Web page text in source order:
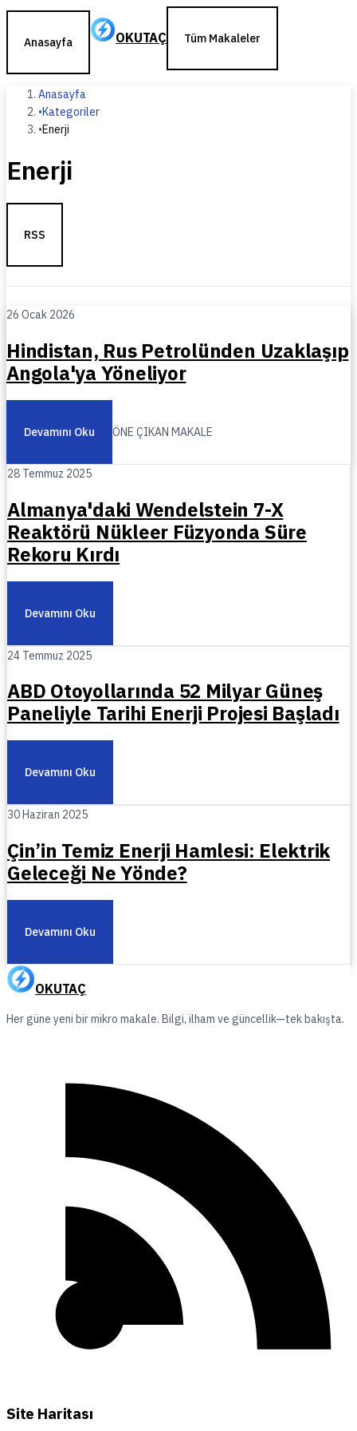
Anasayfa OKUTAÇ Tüm Makaleler
Anasayfa
•Kategoriler
•Enerji
Enerji
RSS
26 Ocak 2026
Hindistan, Rus Petrolünden Uzaklaşıp
Angola'ya Yöneliyor
Devamını Oku ÖNE ÇIKAN MAKALE
28 Temmuz 2025
Almanya'daki Wendelstein 7-X
Reaktörü Nükleer Füzyonda Süre
Rekoru Kırdı
Devamını Oku
24 Temmuz 2025
ABD Otoyollarında 52 Milyar Güneş
Paneliyle Tarihi Enerji Projesi Başladı
Devamını Oku
30 Haziran 2025
Çin’in Temiz Enerji Hamlesi: Elektrik
Geleceği Ne Yönde?
Devamını Oku
OKUTAÇ
Her güne yeni bir mikro makale. Bilgi, ilham ve güncellik—tek bakışta.
Site Haritası